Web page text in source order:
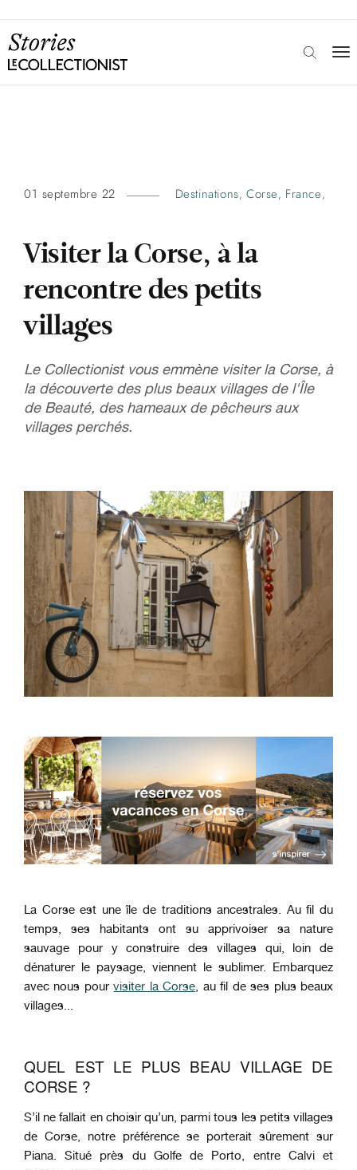
01 septembre 22 Destinations, Corse, France,
Visiter la Corse, à la
rencontre des petits
villages
Le Collectionist vous emmène visiter la Corse, à
la découverte des plus beaux villages de l'Île
de Beauté, des hameaux de pêcheurs aux
villages perchés.
La Corse est une île de traditions ancestrales. Au fil du
temps, ses habitants ont su apprivoiser sa nature
sauvage pour y construire des villages qui, loin de
dénaturer le paysage, viennent le sublimer. Embarquez
avec nous pourvisiter la Corse, au fil de ses plus beaux
villages...
QUEL EST LE PLUS BEAU VILLAGE DE
CORSE ?
S’il ne fallait en choisir qu’un, parmi tous les petits villages
de Corse, notre préférence se porterait sûrement sur
Piana. Situé près du Golfe de Porto, entre Calvi et